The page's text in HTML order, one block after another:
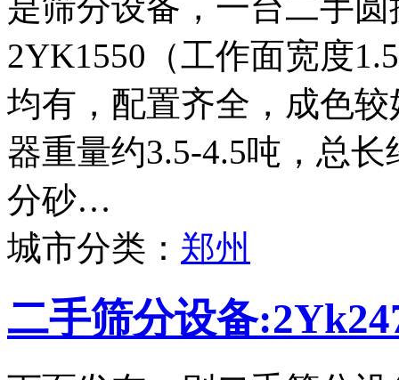
2YK1550（工作面宽度
均有，配置齐全，成色
器重量约3.5-4.5吨，总
分砂…
城市分类： 郑州
二手筛分设备